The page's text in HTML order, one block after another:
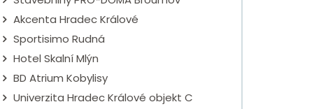
Akcenta Hradec Králové
Sportisimo Rudná
Hotel Skalní Mlýn
BD Atrium Kobylisy
Univerzita Hradec Králové objekt C